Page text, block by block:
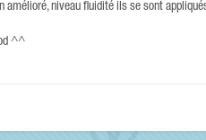
amélioré, niveau fluidité ils se sont
^^